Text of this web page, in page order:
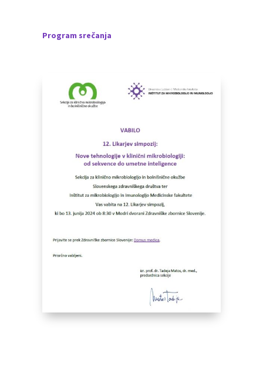
Program srečanja